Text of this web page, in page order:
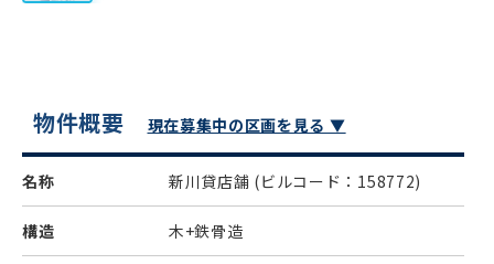
物件概要 現在募集中の区画を見る ▼
名称 新川貸店舗 (ビルコード：158772)
構造 木+鉄骨造